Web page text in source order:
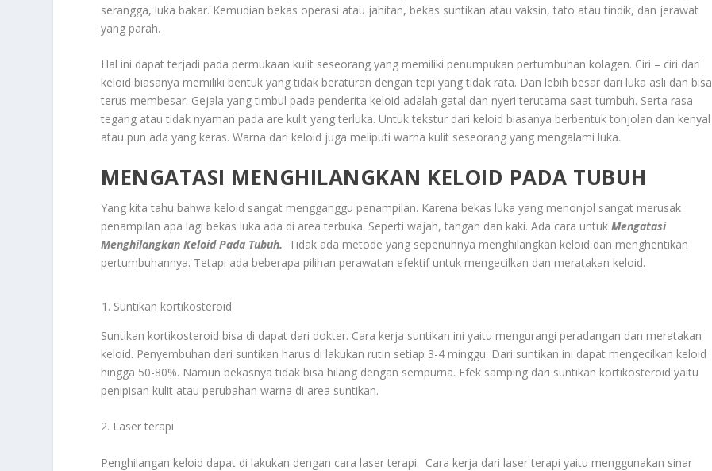
serangga, luka bakar. Kemudian bekas operasi atau jahitan, bekas suntikan atau vaksin, tato atau tindik, dan jerawat
yang parah.
Hal ini dapat terjadi pada permukaan kulit seseorang yang memiliki penumpukan pertumbuhan kolagen. Ciri – ciri dari
keloid biasanya memiliki bentuk yang tidak beraturan dengan tepi yang tidak rata. Dan lebih besar dari luka asli dan bisa
terus membesar. Gejala yang timbul pada penderita keloid adalah gatal dan nyeri terutama saat tumbuh. Serta rasa
tegang atau tidak nyaman pada are kulit yang terluka. Untuk tekstur dari keloid biasanya berbentuk tonjolan dan kenyal
atau pun ada yang keras. Warna dari keloid juga meliputi warna kulit seseorang yang mengalami luka.
MENGATASI MENGHILANGKAN KELOID PADA TUBUH
Yang kita tahu bahwa keloid sangat mengganggu penampilan. Karena bekas luka yang menonjol sangat merusak
penampilan apa lagi bekas luka ada di area terbuka. Seperti wajah, tangan dan kaki. Ada cara untukMengatasi
Menghilangkan Keloid Pada Tubuh. Tidak ada metode yang sepenuhnya menghilangkan keloid dan menghentikan
pertumbuhannya. Tetapi ada beberapa pilihan perawatan efektif untuk mengecilkan dan meratakan keloid.
Suntikan kortikosteroid
Suntikan kortikosteroid bisa di dapat dari dokter. Cara kerja suntikan ini yaitu mengurangi peradangan dan meratakan
keloid. Penyembuhan dari suntikan harus di lakukan rutin setiap 3-4 minggu. Dari suntikan ini dapat mengecilkan keloid
hingga 50-80%. Namun bekasnya tidak bisa hilang dengan sempurna. Efek samping dari suntikan kortikosteroid yaitu
penipisan kulit atau perubahan warna di area suntikan.
2. Laser terapi
Penghilangan keloid dapat di lakukan dengan cara laser terapi. Cara kerja dari laser terapi yaitu menggunakan sinar